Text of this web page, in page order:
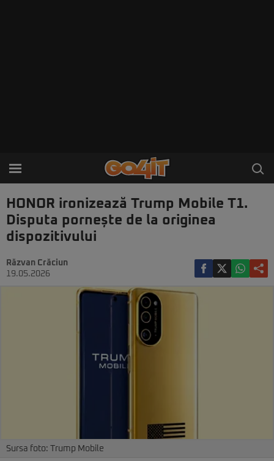
HONOR ironizează Trump Mobile T1.
Disputa pornește de la originea
dispozitivului
Răzvan Crăciun
19.05.2026
Sursa foto: Trump Mobile